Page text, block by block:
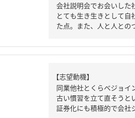
会社説明会でお会いした
とても生き生きとして自
た点。また、人と人との
【志望動機】
同業他社とくらべジョイ
古い慣習を立て直そうと
証券化にも積極的で会社